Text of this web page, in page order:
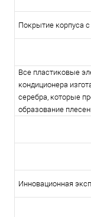
Покрытие корпуса
Все пластиковые
кондиционера
серебра, которые
образование
Инновационная